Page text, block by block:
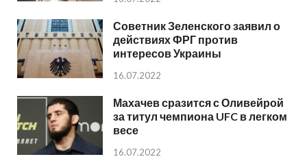
Советник Зеленского заявил о
действиях ФРГ против
интересов Украины
16.07.2022
Махачев сразится с Оливейрой
за титул чемпиона UFC в легком
весе
16.07.2022